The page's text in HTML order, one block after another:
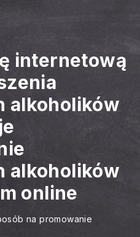
internetową
alkoholików
alkoholików
online
na promowanie